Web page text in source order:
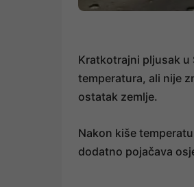
Kratkotrajni pljusak u
temperatura, ali nije
ostatak zemlje.
Nakon kiše
dodatno pojačava